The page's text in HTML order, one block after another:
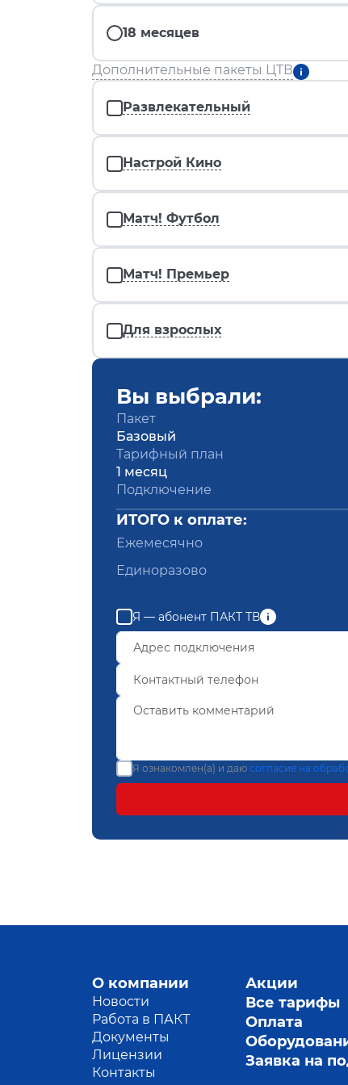
18 месяцев
Дополнительные пакеты ЦТВ
Развлекательный
Настрой Кино
Матч! Футбол
Матч! Премьер
Для взрослых
Вы выбрали:
Пакет
Базовый
Тарифный план
1 месяц
Подключение
ИТОГО к оплате:
Ежемесячно
Единоразово
Я — абонент ПАКТ ТВ
Я ознакомлен(а) и даю согласие на
О компании
Новости
Работа в ПАКТ
Документы
Лицензии
Контакты
Акции
Все тарифы
Оплата
Заявка на